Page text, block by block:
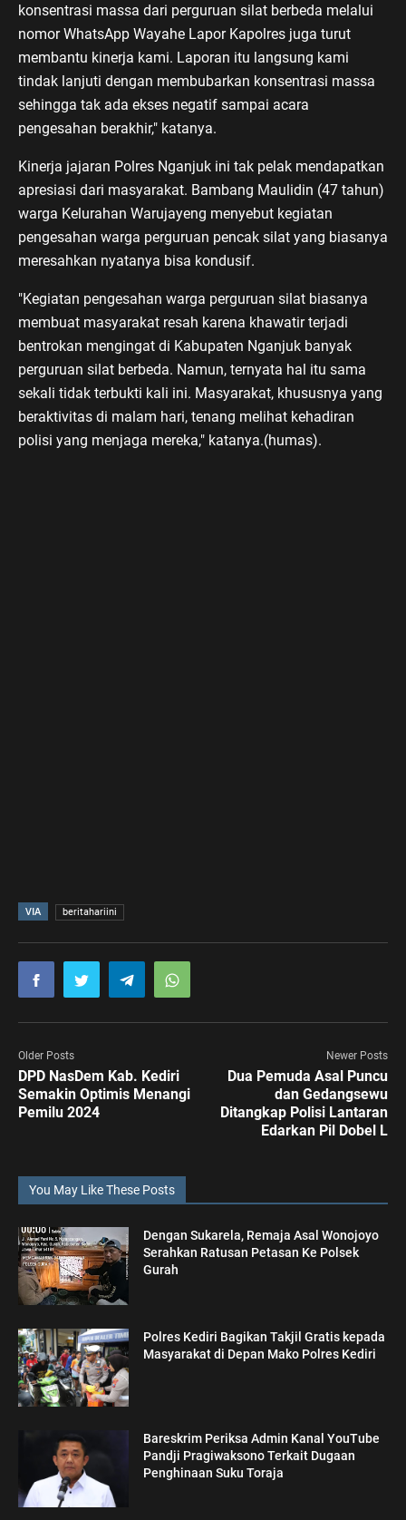
konsentrasi massa dari perguruan silat berbeda melalui
nomor WhatsApp Wayahe Lapor Kapolres juga turut
membantu kinerja kami. Laporan itu langsung kami
tindak lanjuti dengan membubarkan konsentrasi massa
sehingga tak ada ekses negatif sampai acara
pengesahan berakhir," katanya.
Kinerja jajaran Polres Nganjuk ini tak pelak mendapatkan
apresiasi dari masyarakat. Bambang Maulidin (47 tahun)
warga Kelurahan Warujayeng menyebut kegiatan
pengesahan warga perguruan pencak silat yang biasanya
meresahkan nyatanya bisa kondusif.
"Kegiatan pengesahan warga perguruan silat biasanya
membuat masyarakat resah karena khawatir terjadi
bentrokan mengingat di Kabupaten Nganjuk banyak
perguruan silat berbeda. Namun, ternyata hal itu sama
sekali tidak terbukti kali ini. Masyarakat, khususnya yang
beraktivitas di malam hari, tenang melihat kehadiran
polisi yang menjaga mereka," katanya.(humas).
VIA beritahariini
Older Posts
DPD NasDem Kab. Kediri
Semakin Optimis Menangi
Pemilu 2024
Newer Posts
Dua Pemuda Asal Puncu
dan Gedangsewu
Ditangkap Polisi Lantaran
Edarkan Pil Dobel L
You May Like These Posts
Dengan Sukarela, Remaja Asal Wonojoyo
Serahkan Ratusan Petasan Ke Polsek
Gurah
Polres Kediri Bagikan Takjil Gratis kepada
Masyarakat di Depan Mako Polres Kediri
Bareskrim Periksa Admin Kanal YouTube
Pandji Pragiwaksono Terkait Dugaan
Penghinaan Suku Toraja